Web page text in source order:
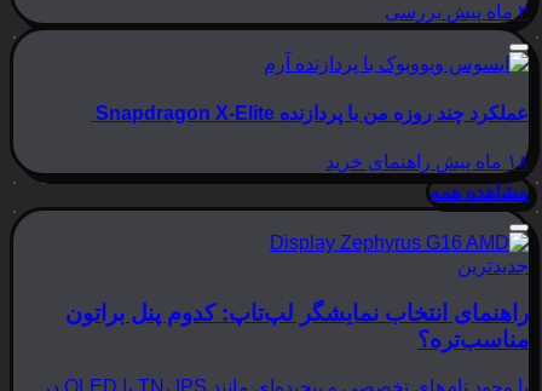
۲ ماه پیش بررسی
عملکرد چند روزه من با پردازنده Snapdragon X-Elite
۱۸ ماه پیش
راهنمای خرید
مشاهده همه
جدیدترین
راهنمای انتخاب نمایشگر لپ‌تاپ: کدوم پنل براتون
مناسب‌تره؟